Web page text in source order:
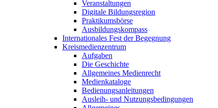
Veranstaltungen
Digitale Bildungsregion
Praktikumsbörse
Ausbildungskompass
Internationales Fest der Begegnung
Kreismedienzentrum
Aufgaben
Die Geschichte
Allgemeines Medienrecht
Medienkataloge
Bedienungsanleitungen
Ausleih- und Nutzungsbedingungen